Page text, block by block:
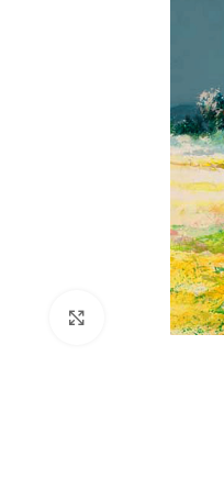
Click to enlarge